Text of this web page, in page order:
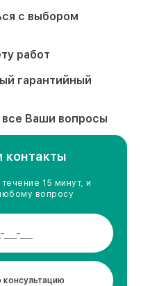
с выбором
работ
гарантийный
Ваши вопросы
контакты
15 минут, и
вопросу
консультацию